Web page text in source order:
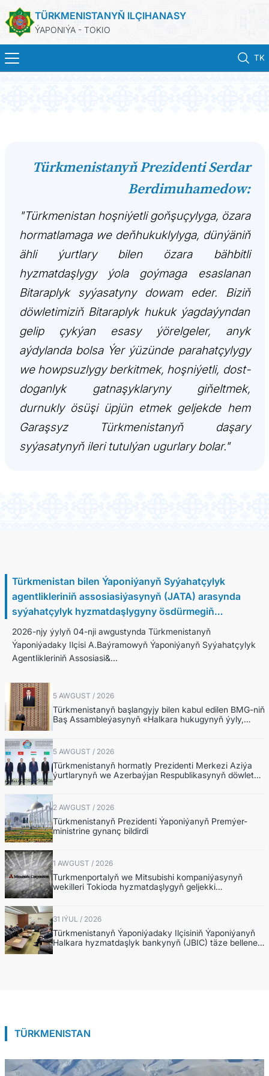
TÜRKMENISTANYŇ ILÇIHANASY
ÝAPONIÝA - TOKIO
TK
領事サービス
外務省
連絡先
FOLLOW US ON INSTAGRAM
INVEST TO TURKMENISTAN! PROJECTS AND USEFUL
INFORMATION
Türkmenistanyň Prezidenti Serdar
Berdimuhamedow:
"Türkmenistan hoşniýetli goňşuçylyga, özara
hormatlamaga we deňhukuklylyga, dünýäniň
ähli ýurtlary bilen özara bähbitli
hyzmatdaşlygy ýola goýmaga esaslanan
Bitaraplyk syýasatyny dowam eder. Biziň
döwletimiziň Bitaraplyk hukuk ýagdaýyndan
gelip çykýan esasy ýörelgeler, anyk
aýdylanda bolsa Ýer ýüzünde parahatçylygy
we howpsuzlygy berkitmek, hoşniýetli, dost-
doganlyk gatnaşyklaryny giňeltmek,
durnukly ösüşi üpjün etmek geljekde hem
Garaşsyz Türkmenistanyň daşary
syýasatynyň ileri tutulýan ugurlary bolar."
Türkmenistan bilen Ýaponiýanyň Syýahatçylyk
agentlikleriniň assosiasiýasynyň (JATA) arasynda
syýahatçylyk hyzmatdaşlygyny ösdürmegiň
meseleleri ara alnyp maslahatlaşyldy
2026-njy ýylyň 04-nji awgustynda Türkmenistanyň
Ýaponiýadaky Ilçisi A.Baýramowyň Ýaponiýanyň Syýahatçylyk
Agentlikleriniň Assosiasi&...
5 AWGUST / 2026
Türkmenistanyň başlangyjy bilen kabul edilen BMG-niň
Baş Assambleýasynyň «Halkara hukugynyň ýyly,
2028-nji ýyl» atly Kararnamasyny durmuşa
geçirmegiň ýolunda
5 AWGUST / 2026
Türkmenistanyň hormatly Prezidenti Merkezi Aziýa
ýurtlarynyň we Azerbaýjan Respublikasynyň döwlet
Baştutanlarynyň resmi däl konsultatiw duşuşygyna
gatnaşdy
2 AWGUST / 2026
Türkmenistanyň Prezidenti Ýaponiýanyň Premýer-
ministrine gynanç bildirdi
1 AWGUST / 2026
Turkmenportalyň we Mitsubishi kompaniýasynyň
wekilleri Tokioda hyzmatdaşlygyň geljekki
mümkinçiliklerini ara alyp maslahatlaşdylar
31 IÝUL / 2026
Türkmenistanyň Ýaponiýadaky Ilçisiniň Ýaponiýanyň
Halkara hyzmatdaşlyk bankynyň (JBIC) täze bellenen
ýolbaşçysy bilen duşuşygy geçirildi
TÜRKMENISTAN